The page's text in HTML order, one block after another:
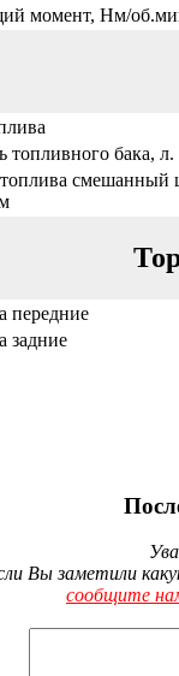
момент, Нм/
топливного бака, л.
топлива смешанный
передние
задние
Вы заметили
сообщите